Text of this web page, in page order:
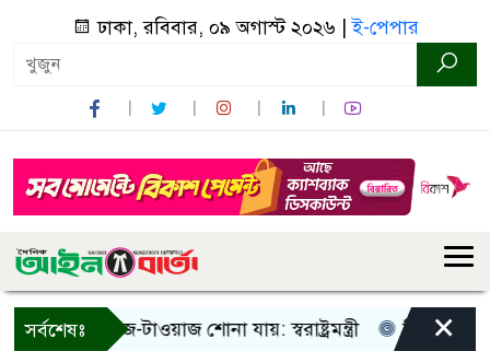
ঢাকা, রবিবার, ০৯ অগাস্ট ২০২৬ |ই-পেপার
সর্বশেষঃ
শুধু আওয়াজ-টাওয়াজ শোনা যায়: স্বরাষ্ট্রমন্ত্রী তিন দিনের
×